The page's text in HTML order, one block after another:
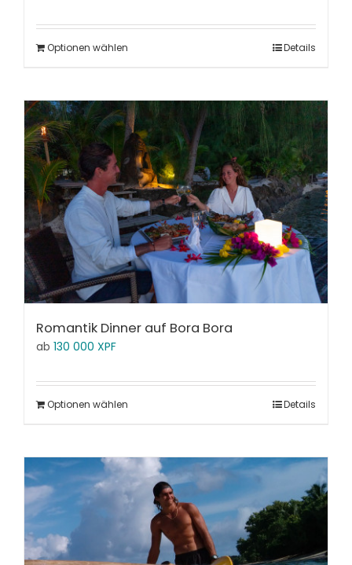
Optionen wählen Details
Romantik Dinner auf Bora Bora
ab 130 000 XPF
Optionen wählen Details